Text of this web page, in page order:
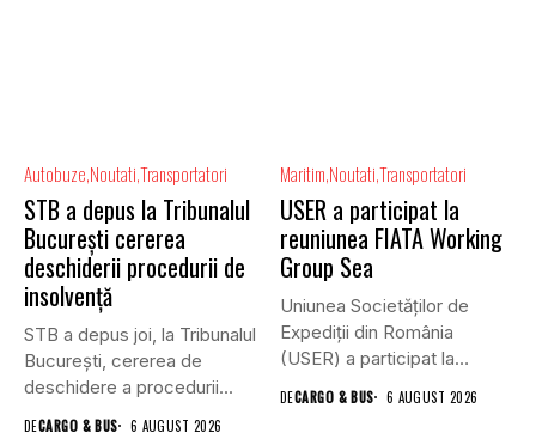
Autobuze NoutatiTransportatori
STB a depus la Tribunalul
București cererea
deschiderii procedurii de
insolvență
STB a depus joi, la Tribunalul
Bucureşti, cererea de
deschidere a procedurii...
DECARGO & BUS 6 AUGUST 2026
Maritim NoutatiTransportatori
USER a participat la
reuniunea FIATA Working
Group Sea
Uniunea Societăților de
Expediții din România
(USER) a participat la
DECARGO & BUS 6 AUGUST 2026